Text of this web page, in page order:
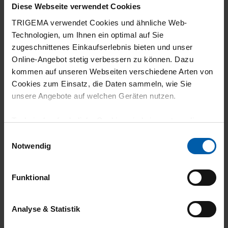
Diese Webseite verwendet Cookies
TRIGEMA verwendet Cookies und ähnliche Web-
Technologien, um Ihnen ein optimal auf Sie
zugeschnittenes Einkaufserlebnis bieten und unser
Online-Angebot stetig verbessern zu können. Dazu
kommen auf unseren Webseiten verschiedene Arten von
Cookies zum Einsatz, die Daten sammeln, wie Sie
unsere Angebote auf welchen Geräten nutzen.
Technisch erforderliche Cookies sind eine notwendige
grundlegende Funktionen wie etwa zur Auswahl und
gewährleisten.
Für die Darstellung personalisierter Angebote, Anzeigen
und Inhalte aufgrund Ihres Nutzerverhaltens und Ihres
Notwendig
Funktional
Analyse & Statistik
20.07.2026
5
Habe ich eben gemacht.
04.07.2026
03.07.2026